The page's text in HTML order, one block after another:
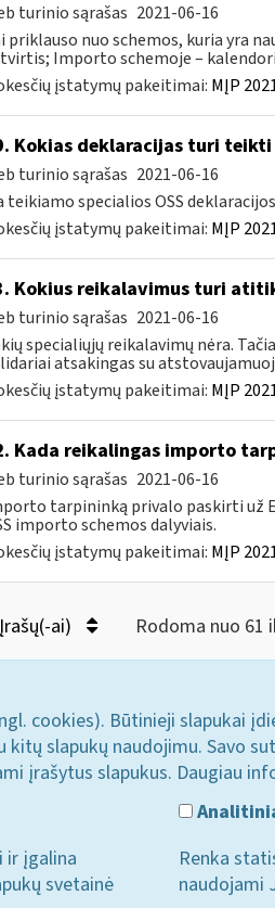
turinio sąrašas 2021-06-16
priklauso nuo schemos, kuria yra
Importo schemoje –
įstatymų pakeitimai: MĮP
Kokias deklaracijas turi teikti
turinio sąrašas 2021-06-16
teikiamo specialios OSS
įstatymų pakeitimai: MĮP
Kokius reikalavimus turi
turinio sąrašas 2021-06-16
specialiųjų reikalavimų nėra.
atsakingas su
įstatymų pakeitimai: MĮP
Kada reikalingas importo
turinio sąrašas 2021-06-16
tarpininką privalo paskirti už
importo schemos dalyviais.
įstatymų pakeitimai: MĮP
ai) Rodoma nuo 61
cookies). Būtinieji slapukai
slapukų naudojimu. Savo
įrašytus slapukus. Daugiau
ir įgalina
svetainė
Renka
naudojami